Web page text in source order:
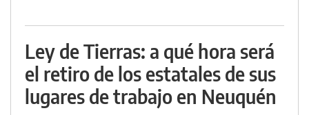
Ley de Tierras: a qué hora será
el retiro de los estatales de sus
lugares de trabajo en Neuquén